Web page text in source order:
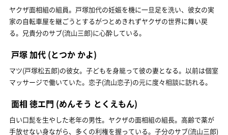
ヤクザ面相組の組員。戸塚加代の妊娠を機に一旦足を洗い、彼女の実
家の自転車屋を継ごうとするがつとめきれずヤクザの世界に舞い戻
る。兄貴分のサブ(流山三郎)に心酔している。
戸塚 加代 (とつか かよ)
マツ(戸塚松五郎)の彼女。子どもを身籠って彼の妻となる。以前は個室
マッサージで働いていた。恋子(流山恋子)の元に度々相談に訪れる。
面相 徳エ門 (めんそう とくえもん)
白い口髭を生やした老年の男性。ヤクザの面相組の組長。高齢で薬が
手放せない身ながら、多くの利権を握っている。子分のサブ(流山三郎)